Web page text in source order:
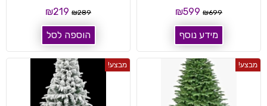
₪699
₪599
מידע נוסף
₪289
₪219
הוספה לסל
מבצע! מבצע!